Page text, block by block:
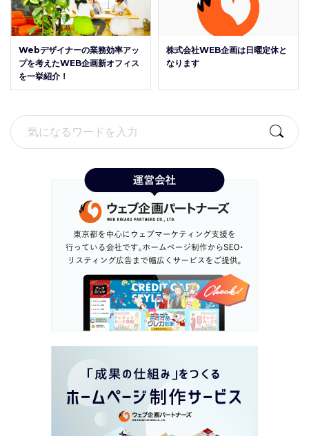
Webデザイナーの業務効率アッ
プを考えたWEB企画新オフィス
を一挙紹介！
株式会社WEB企画は日曜定休と
なります